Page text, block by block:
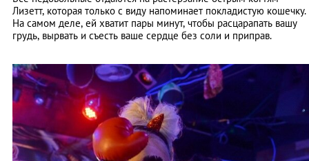
Лизетт, которая только с виду напоминает покладистую кошечку.
На самом деле, ей хватит пары минут, чтобы расцарапать вашу
грудь, вырвать и съесть ваше сердце без соли и приправ.